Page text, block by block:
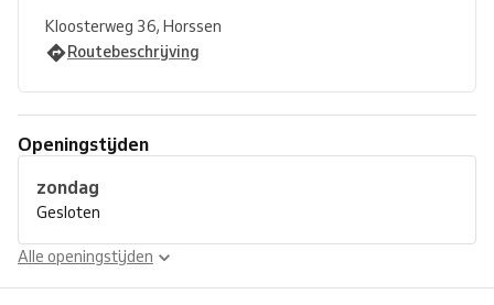
Kloosterweg 36, Horssen
Routebeschrijving
Openingstijden
zondag
Gesloten
Alle openingstijden